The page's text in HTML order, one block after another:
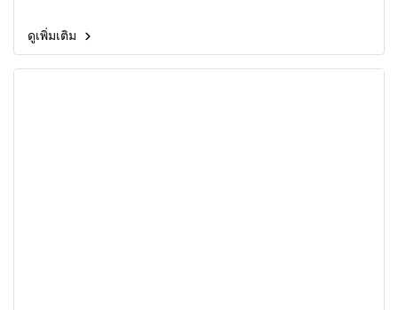
ดูเพิ่มเติม